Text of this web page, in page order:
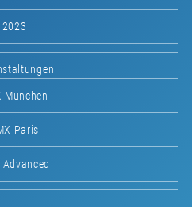
2023
München
Paris
Advanced